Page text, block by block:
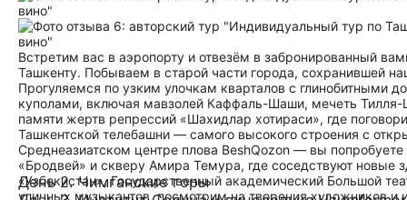
Встретим вас в аэропорту и отвезём в забронированный
Ташкенту. Побываем в старой части города, сохранившей
Прогуляемся по узким улочкам кварталов с
куполами, включая мавзолей Каффаль-Шаши, мечеть
памяти жертв репрессий «Шахидлар хотираси», где
Ташкентской телебашни — самого высокого строения с
Среднеазиатском центре плова BeshQozon — вы
«Бродвей» и скверу Амира Темура, где соседствуют новые
«Узбекистан», Государственный академический Большой
уличных музыкантов, посмотрим на творения художников и
День 2. Чимганские горы